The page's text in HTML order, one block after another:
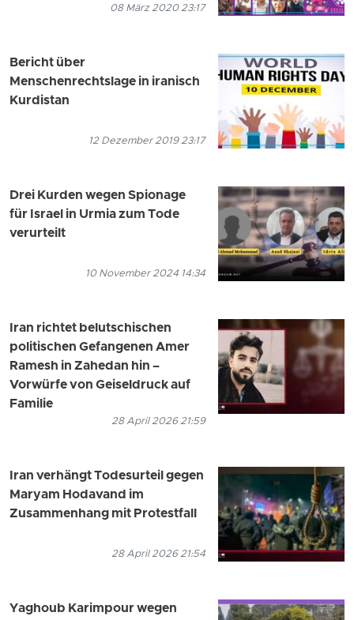
08 März 2020 23:17
Bericht über
Menschenrechtslage in iranisch
Kurdistan
12 Dezember 2019 23:17
Drei Kurden wegen Spionage
für Israel in Urmia zum Tode
verurteilt
10 November 2024 14:34
Iran richtet belutschischen
politischen Gefangenen Amer
Ramesh in Zahedan hin –
Vorwürfe von Geiseldruck auf
Familie
28 April 2026 21:59
Iran verhängt Todesurteil gegen
Maryam Hodavand im
Zusammenhang mit Protestfall
28 April 2026 21:54
Yaghoub Karimpour wegen